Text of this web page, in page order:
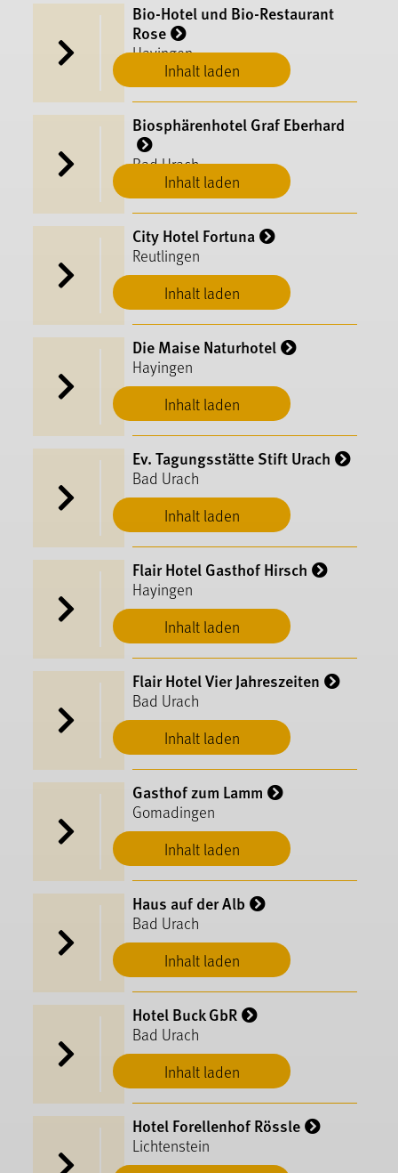
Inhalt laden
Bio-Hotel und Bio-Restaurant
Rose
Hayingen
Inhalt laden
Biosphärenhotel Graf Eberhard
Bad Urach
Inhalt laden
City Hotel Fortuna
Reutlingen
Inhalt laden
Die Maise Naturhotel
Hayingen
Inhalt laden
Ev. Tagungsstätte Stift Urach
Bad Urach
Inhalt laden
Flair Hotel Gasthof Hirsch
Hayingen
Inhalt laden
Flair Hotel Vier Jahreszeiten
Bad Urach
Inhalt laden
Gasthof zum Lamm
Gomadingen
Inhalt laden
Haus auf der Alb
Bad Urach
Inhalt laden
Hotel Buck GbR
Bad Urach
Hotel Forellenhof Rössle
Lichtenstein